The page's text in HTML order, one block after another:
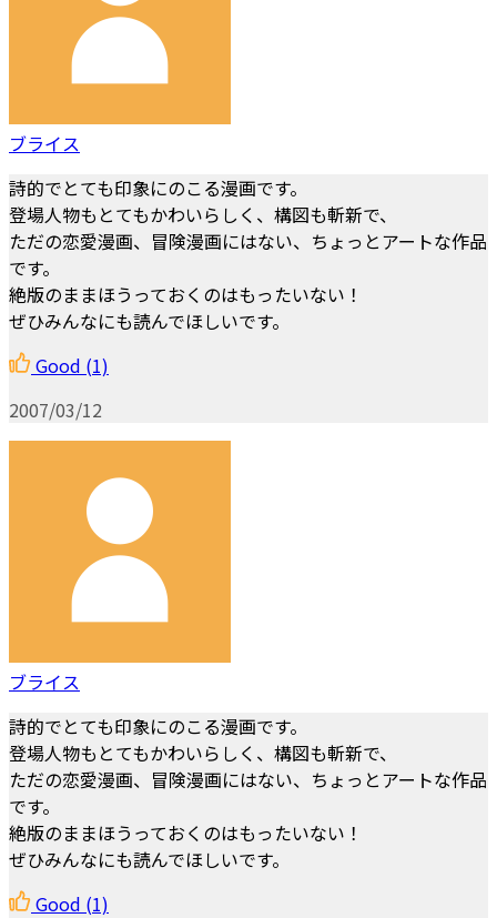
ブライス
詩的でとても印象にのこる漫画です。
登場人物もとてもかわいらしく、構図も斬新で、
ただの恋愛漫画、冒険漫画にはない、ちょっとアートな作品
です。
絶版のままほうっておくのはもったいない！
ぜひみんなにも読んでほしいです。
Good (1)
2007/03/12
ブライス
詩的でとても印象にのこる漫画です。
登場人物もとてもかわいらしく、構図も斬新で、
ただの恋愛漫画、冒険漫画にはない、ちょっとアートな作品
です。
絶版のままほうっておくのはもったいない！
ぜひみんなにも読んでほしいです。
Good (1)